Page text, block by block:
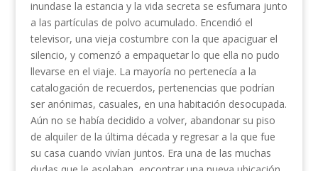
inundase la estancia y la vida secreta se esfumara junto
a las partículas de polvo acumulado. Encendió el
televisor, una vieja costumbre con la que apaciguar el
silencio, y comenzó a empaquetar lo que ella no pudo
llevarse en el viaje. La mayoría no pertenecía a la
catalogación de recuerdos, pertenencias que podrían
ser anónimas, casuales, en una habitación desocupada.
Aún no se había decidido a volver, abandonar su piso
de alquiler de la última década y regresar a la que fue
su casa cuando vivían juntos. Era una de las muchas